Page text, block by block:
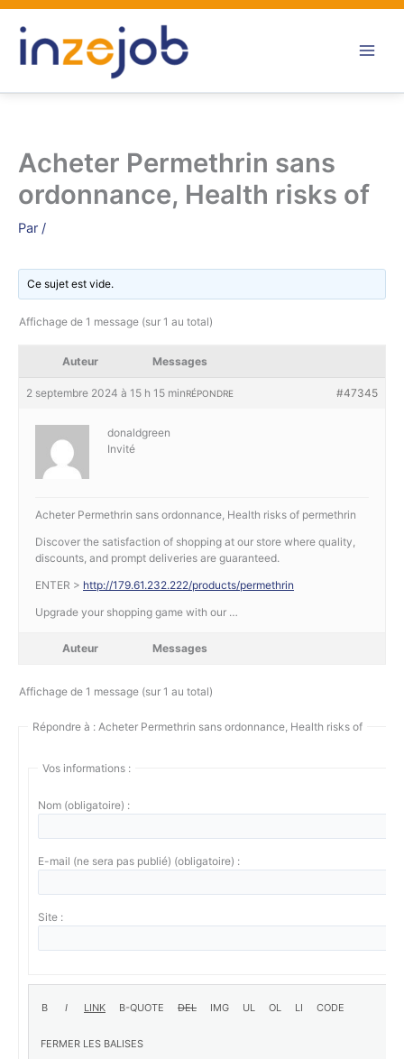
Aller
contenu
Acheter Permethrin sans
ordonnance, Health risks of
Par /
Ce sujet est vide.
Affichage de 1 message (sur 1 au total)
Auteur Messages
2 septembre 2024 à 15 h 15 min #47345
RÉPONDRE
donaldgreen
Invité
Acheter Permethrin sans ordonnance, Health risks of permethrin
Discover the satisfaction of shopping at our store where quality,
discounts, and prompt deliveries are guaranteed.
ENTER > http://179.61.232.222/products/permethrin
Upgrade your shopping game with our …
Auteur Messages
Affichage de 1 message (sur 1 au total)
Répondre à : Acheter Permethrin sans ordonnance, Health risks of
Vos informations :
Nom (obligatoire) :
E-mail (ne sera pas publié) (obligatoire) :
Site :